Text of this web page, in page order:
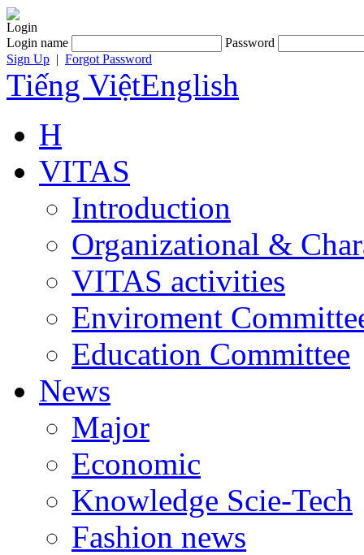
Login
Login name
Password
Sign Up | Forgot Password
Tiếng ViệtEnglish
H
VITAS
Introduction
Organizational &
VITAS activities
Enviroment
Education Committee
News
Major
Economic
Knowledge Scie-Tech
Fashion news